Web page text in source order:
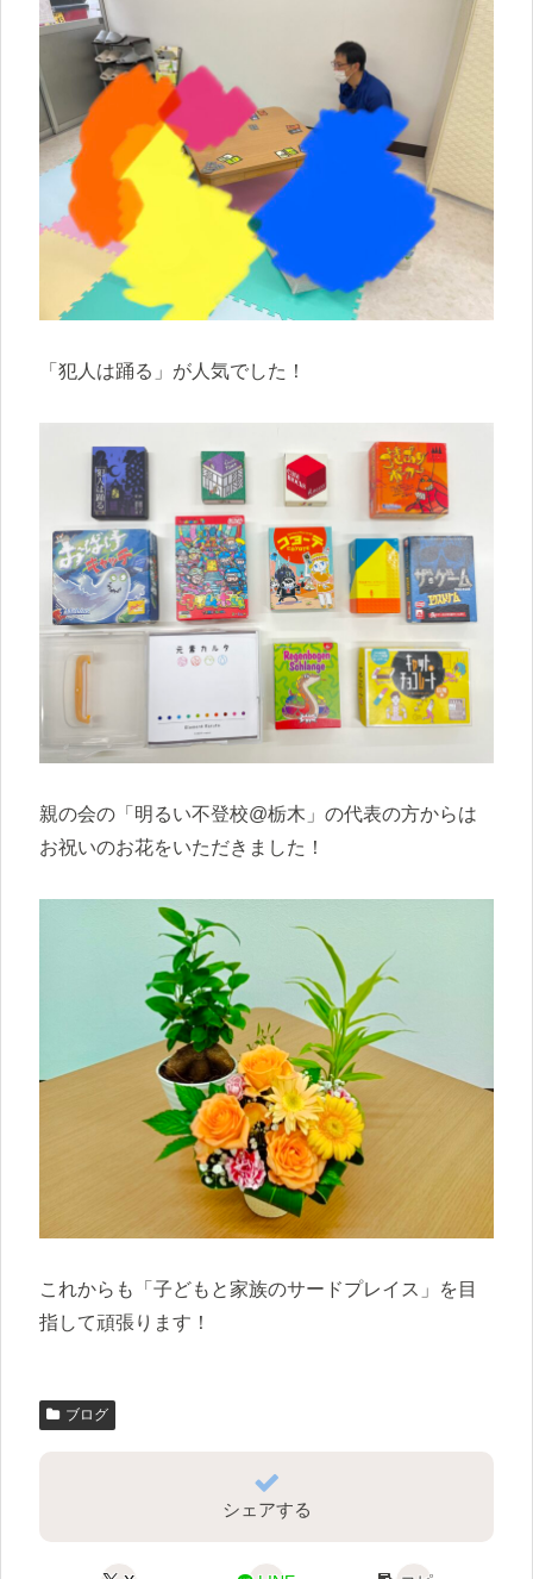
「犯人は踊る」が人気でした！
親の会の「明るい不登校@栃木」の代表の方からは
お祝いのお花をいただきました！
これからも「子どもと家族のサードプレイス」を目
指して頑張ります！
ブログ
シェアする